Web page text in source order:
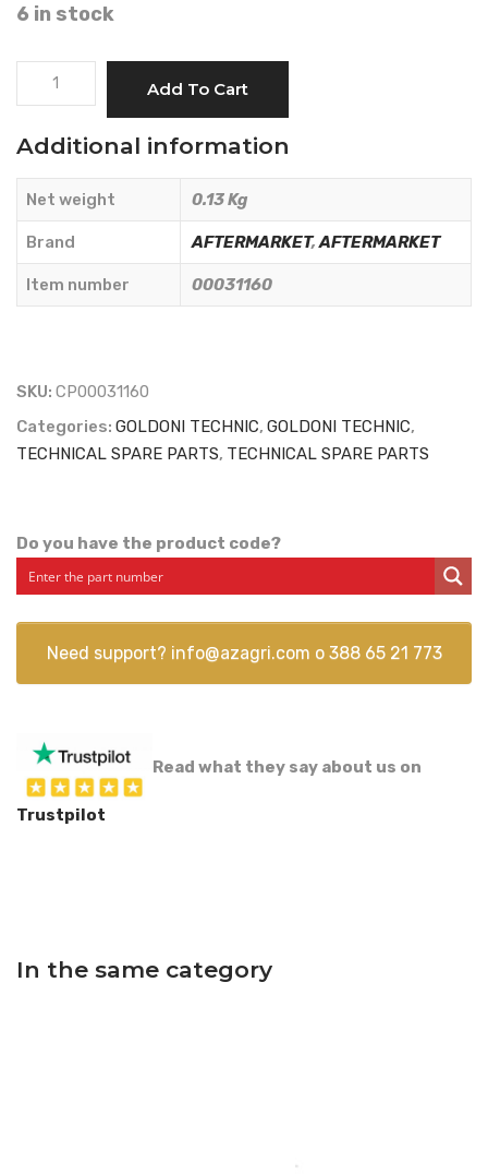
6 in stock
CLUTCH
DISC
DIAMETER
123
mm.
quantity
Add To Cart
Additional information
Net weight 0.13 Kg
Brand AFTERMARKET,AFTERMARKET
Item number 00031160
SKU: CP00031160
Categories: GOLDONI TECHNIC, GOLDONI TECHNIC,
TECHNICAL SPARE PARTS, TECHNICAL SPARE PARTS
Do you have the product code?
Need support? info@azagri.com o 388 65 21 773
Read what they say about us on
Trustpilot
In the same category